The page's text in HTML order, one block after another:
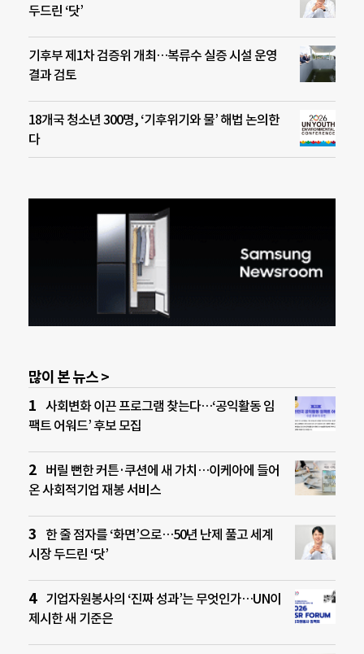
두드린 ‘닷’
기후부 제1차 검증위 개최…복류수 실증 시설 운영
결과 검토
18개국 청소년 300명, ‘기후위기와 물’ 해법 논의한
다
많이 본 뉴스 >
사회변화 이끈 프로그램 찾는다…‘공익활동 임
팩트 어워드’ 후보 모집
버릴 뻔한 커튼·쿠션에 새 가치…이케아에 들어
온 사회적기업 재봉 서비스
한 줄 점자를 ‘화면’으로…50년 난제 풀고 세계
시장 두드린 ‘닷’
기업자원봉사의 ‘진짜 성과’는 무엇인가…UN이
제시한 새 기준은